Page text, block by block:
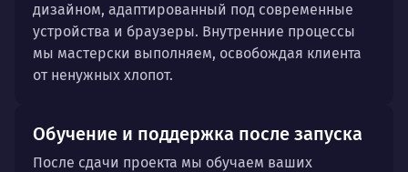
дизайном, адаптированный под современные
устройства и браузеры. Внутренние процессы
мы мастерски выполняем, освобождая клиента
от ненужных хлопот.
Обучение и поддержка после запуска
После сдачи проекта мы обучаем ваших